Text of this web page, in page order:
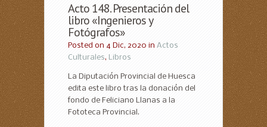
Acto 148. Presentación del
libro «Ingenieros y
Fotógrafos»
Posted on 4 Dic, 2020 in Actos
Culturales, Libros
La Diputación Provincial de Huesca
edita este libro tras la donación del
fondo de Feliciano Llanas a la
Fototeca Provincial.